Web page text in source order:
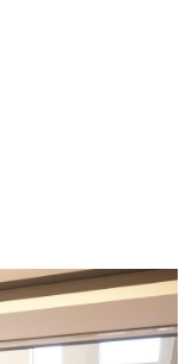
て